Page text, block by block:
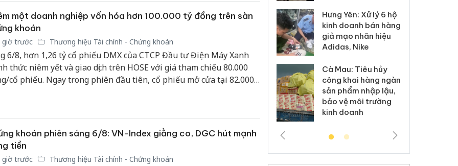
một doanh nghiệp vốn hóa hơn 100.000 tỷ đồng trên sàn
khoán
giờ trước Thương hiệu Tài chính - Chứng khoán
6/8, hơn 1,26 tỷ cổ phiếu DMX của CTCP Đầu tư Điện Máy Xanh
thức niêm yết và giao dịch trên HOSE với giá tham chiếu 80.000
cổ phiếu. Ngay trong phiên đầu tiên, cổ phiếu mở cửa tại 82.000
khoán phiên sáng 6/8: VN-Index giằng co, DGC hút mạnh
tiền
giờ trước Thương hiệu Tài chính - Chứng khoán
Thanh Hóa: Tìm bị
bán bình sữa
Moyuum giả
An Giang: Đối tượng
chủ mưu đường dây
Hưng Yên: Xử lý 6 hộ
Cà Mau: Tiêu hủy
công khai hàng ngàn
Thanh Hóa: Tìm bị
hại trong vụ án buôn
bán bình sữa
Moyuum giả
An Giang: Đối tượng
chủ mưu đường dây
bán hàng giả tại Phú
Quốc ra đầu thú